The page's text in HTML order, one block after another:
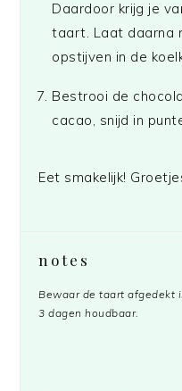
Daardoor krijg je
taart. Laat daarna
opstijven in de
Bestrooi de
cacao, snijd in
Eet smakelijk!
notes
Bewaar de taart afgedekt
3 dagen houdbaar.